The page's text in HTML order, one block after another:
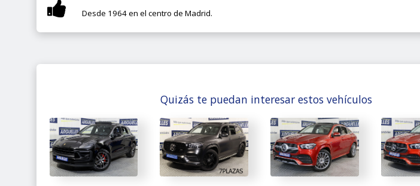
Desde 1964 en el centro de Madrid.
Quizás te puedan interesar estos vehículos